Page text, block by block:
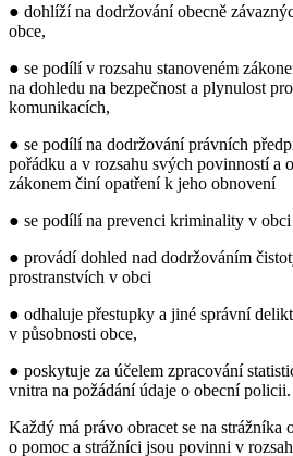
● dohlíží na dodržování obecně
obce,
● se podílí v rozsahu stanoveném
na dohledu na bezpečnost a plynulost
komunikacích,
● se podílí na dodržování právních
pořádku a v rozsahu svých povinností a
zákonem činí opatření k jeho obnovení
● se podílí na prevenci kriminality v obci
● provádí dohled nad dodržováním
prostranstvích v obci
● odhaluje přestupky a jiné správní
v působnosti obce,
● poskytuje za účelem zpracování
vnitra na požádání údaje o obecní policii.
Každý má právo obracet se na strážníka
o pomoc a strážníci jsou povinni v